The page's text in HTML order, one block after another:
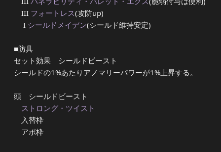
III フォートレス(攻防up)
I シールドメイデン(シールド維持安定)
■防具
セット効果 シールドビースト
シールドの1%あたりアノマリーパワーが1%上昇する。
頭 シールドビースト
ストロング・ツイスト
入替枠
アポ枠